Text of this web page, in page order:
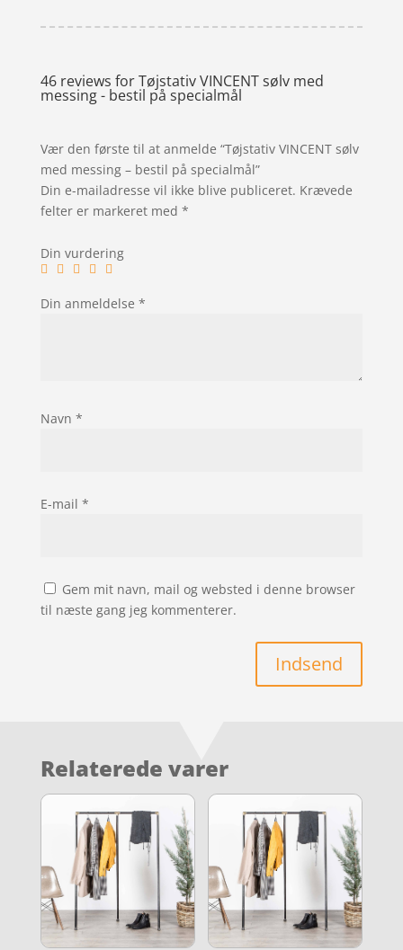
46 reviews forTøjstativ VINCENT sølv med
messing - bestil på specialmål
Vær den første til at anmelde “Tøjstativ VINCENT sølv
med messing – bestil på specialmål”
Din e-mailadresse vil ikke blive publiceret. Krævede
felter er markeret med *
Din vurdering
Din anmeldelse *
Navn *
E-mail *
Gem mit navn, mail og websted i denne browser
til næste gang jeg kommenterer.
Indsend
Relaterede varer